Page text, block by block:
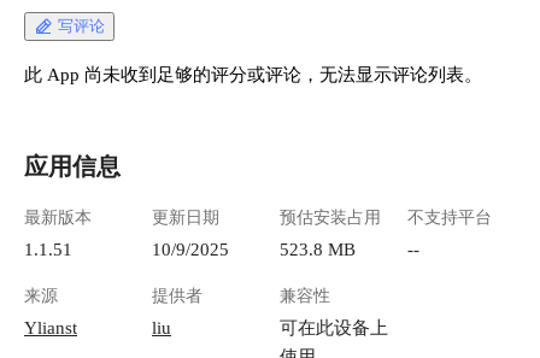
写评论
此 App 尚未收到足够的评分或评论，无法显示评论列表。
应用信息
最新版本
1.1.51
更新日期
10/9/2025
预估安装占用
523.8 MB
不支持平台
--
来源
Ylianst
提供者
liu
兼容性
可在此设备上